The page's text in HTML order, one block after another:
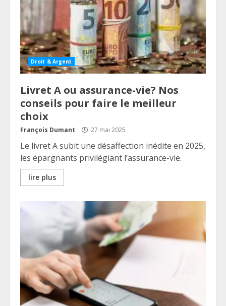
Droit & Argent
Livret A ou assurance-vie? Nos
conseils pour faire le meilleur
choix
François Dumant 27 mai 2025
Le livret A subit une désaffection inédite en 2025,
les épargnants privilégiant l’assurance-vie.
lire plus